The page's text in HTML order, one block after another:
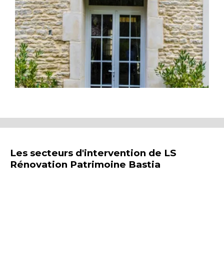
Les secteurs d'intervention de LS
Rénovation Patrimoine Bastia